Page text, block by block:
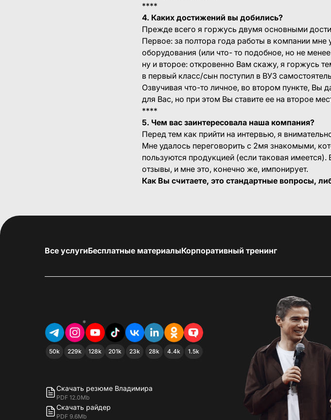
****
4. Каких достижений вы добились?
Прежде всего я горжусь двумя основными
Первое: за полтора года работы в компании
оборудования (или что- то подобное, но не
ну и второе: откровенно Вам скажу, я горжусь
в первый класс/сын поступил в ВУЗ
Озвучивая что-то личное, во втором пункте, Вы
для Вас, но при этом Вы ставите ее на второе
****
5. Чем вас заинтересовала наша компания?
Перед тем как прийти на интервью, я
Мне удалось переговорить с 2мя знакомыми,
пользуются продукцией (если таковая
отзывы, и мне это, конечно же, импонирует.
Как Вы считаете, это стандартные вопросы,
Все услугиБесплатные материалыКорпоративный тренинг
50k
*
229k 128k 201k 23k 28k 4.4k 1.5k
Скачать резюме Владимира
PDF 12.0Mb
Скачать райдер
PDF 9.6Mb